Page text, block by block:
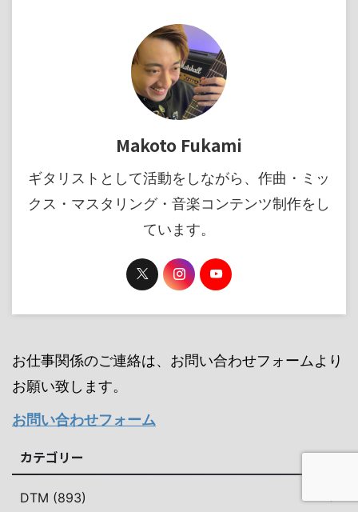
Makoto Fukami
ギタリストとして活動をしながら、作曲・ミッ
クス・マスタリング・音楽コンテンツ制作をし
ています。
お仕事関係のご連絡は、お問い合わせフォームより
お願い致します。
お問い合わせフォーム
カテゴリー
DTM (893)